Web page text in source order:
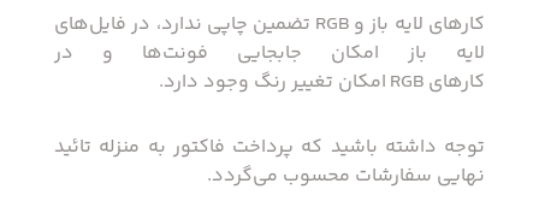
کارهای لایه باز و RGB تضمین چاپی ندارد، در فایل‌های
لایه باز امکان جابجایی فونت‌ها و در
کارهای RGB امکان تغییر رنگ وجود دارد.
توجه داشته باشید که پرداخت فاکتور به منزله تائید
نهایی سفارشات محسوب می‌گردد.